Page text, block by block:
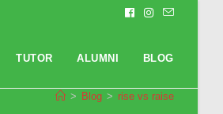
TUTOR ALUMNI BLOG
> Blog > rise vs raise